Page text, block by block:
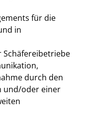
für die
in
Schäfereibetriebe
durch den
und/oder einer